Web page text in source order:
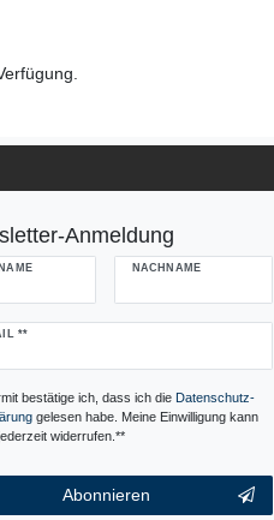
Anmeldung
NACHNAME
**
bestätige ich, dass ich die Daten­schutz­
gelesen habe. Meine Einwilligung kann
widerrufen.**
Abonnieren